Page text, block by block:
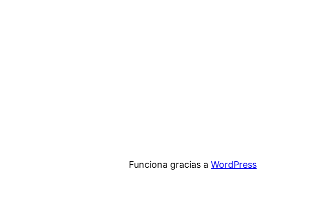
Funciona gracias a WordPress